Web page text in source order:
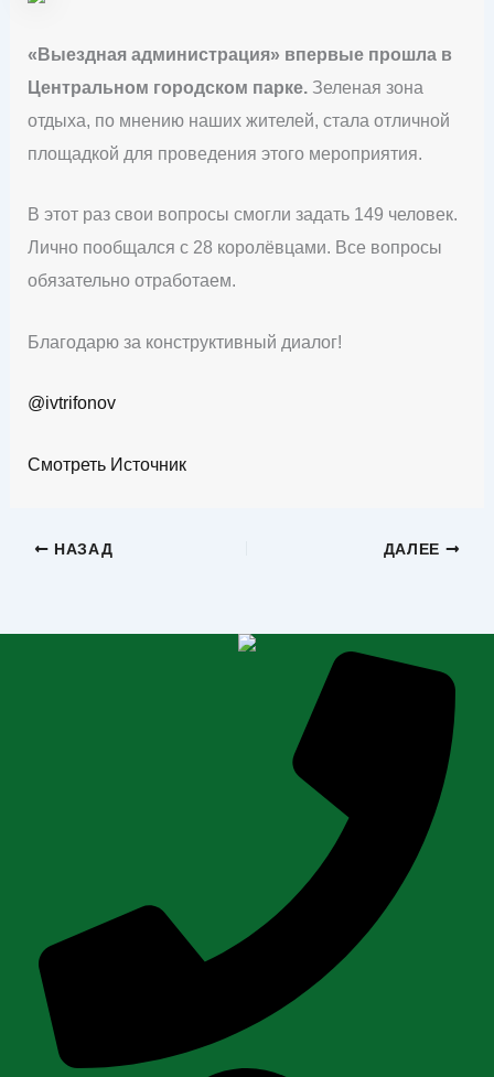
«Выездная администрация» впервые прошла в
Центральном городском парке.Зеленая зона
отдыха, по мнению наших жителей, стала отличной
площадкой для проведения этого мероприятия.
В этот раз свои вопросы смогли задать 149 человек.
Лично пообщался с 28 королёвцами. Все вопросы
обязательно отработаем.
Благодарю за конструктивный диалог!
@ivtrifonov
Смотреть Источник
НАЗАД ДАЛЕЕ